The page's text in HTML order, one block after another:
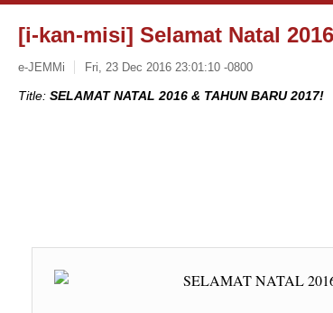
[i-kan-misi] Selamat Natal
e-JEMMi Fri, 23 Dec 2016 23:01:10 -0800
Title: SELAMAT NATAL 2016 & TAHUN BARU 2017!